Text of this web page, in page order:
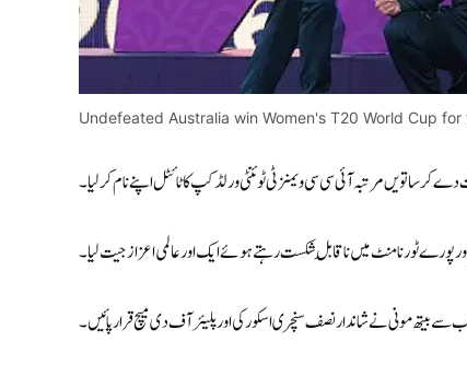
Undefeated Australia win Women's T20 World Cup
دے کر ساتویں مرتبہ آئی سی سی ویمنز ٹی ٹوئنٹی ورلڈ کپ کا ٹائٹل اپنے نام کر لیا۔
سے بیتھ مونی نے شاندار نصف سنچری اسکور کی اور پلیئر آف دی میچ قرار پائیں۔